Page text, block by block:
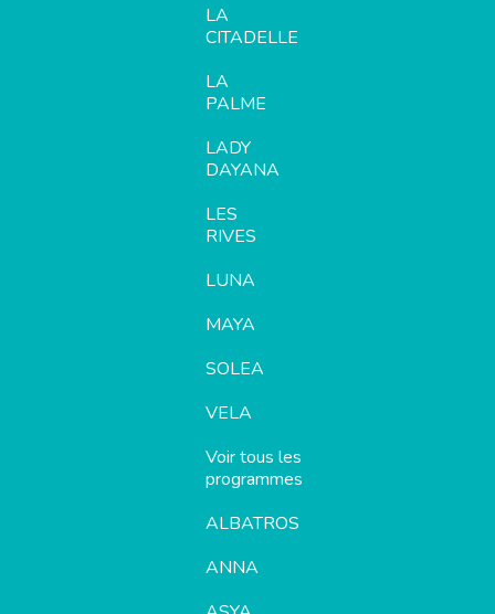
LA
CITADELLE
LA
PALME
LADY
DAYANA
LES
RIVES
LUNA
MAYA
SOLEA
VELA
Voir tous les
programmes
ALBATROS
ANNA